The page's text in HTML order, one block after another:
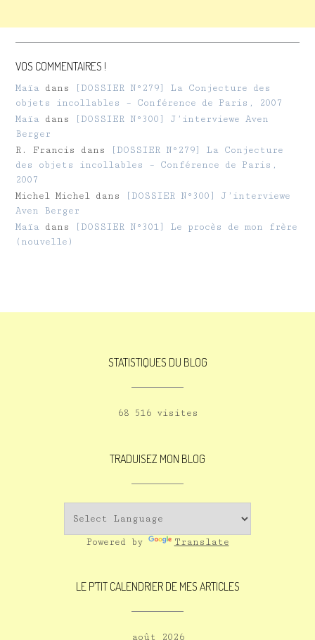
VOS COMMENTAIRES !
Maïa dans
[DOSSIER N°279] La Conjecture des
objets incollables – Conférence de Paris, 2007
Maïa dans
[DOSSIER N°300] J’interviewe Aven
Berger
R. Francis
dans
[DOSSIER N°279] La Conjecture
des objets incollables – Conférence de Paris,
2007
Michel Michel dans
[DOSSIER N°300] J’interviewe
Aven Berger
Maïa dans
[DOSSIER N°301] Le procès de mon frère
(nouvelle)
STATISTIQUES DU BLOG
68 516 visites
TRADUISEZ MON BLOG
Powered by Translate
LE P’TIT CALENDRIER DE MES ARTICLES
août 2026